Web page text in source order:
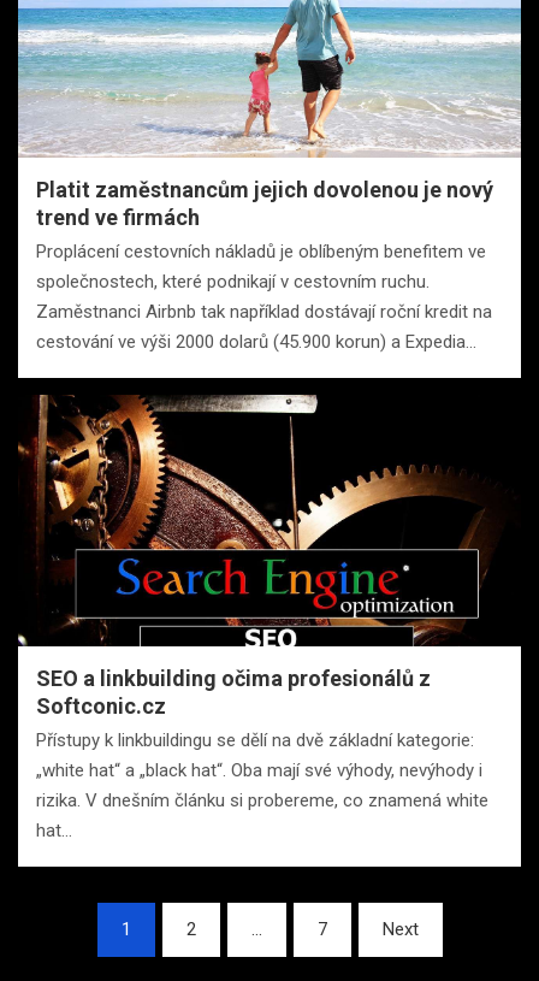
Platit zaměstnancům jejich dovolenou je nový
trend ve firmách
Proplácení cestovních nákladů je oblíbeným benefitem ve
společnostech, které podnikají v cestovním ruchu.
Zaměstnanci Airbnb tak například dostávají roční kredit na
cestování ve výši 2000 dolarů (45.900 korun) a Expedia…
SEO a linkbuilding očima profesionálů z
Softconic.cz
Přístupy k linkbuildingu se dělí na dvě základní kategorie:
„white hat“ a „black hat“. Oba mají své výhody, nevýhody i
rizika. V dnešním článku si probereme, co znamená white
hat…
Stránkování
příspěvků
1 2 … 7 Next